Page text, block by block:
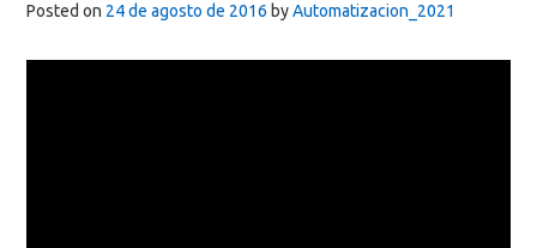
Posted on 24 de agosto de 2016 byAutomatizacion_2021